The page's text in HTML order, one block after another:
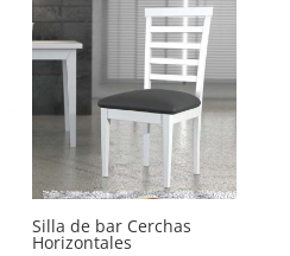
Silla de bar Cerchas
Horizontales